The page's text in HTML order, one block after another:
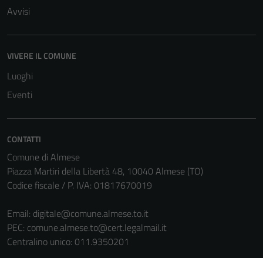
Avvisi
VIVERE IL COMUNE
Luoghi
Eventi
CONTATTI
Comune di Almese
Piazza Martiri della Libertà 48, 10040 Almese (TO)
Codice fiscale / P. IVA: 01817670019
Email: digitale@comune.almese.to.it
PEC: comune.almese.to@cert.legalmail.it
Centralino unico: 011.9350201